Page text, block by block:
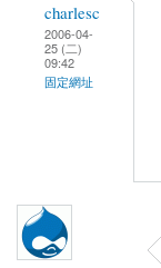
charlesc
2006-04-
25 (二)
09:42
固定網址